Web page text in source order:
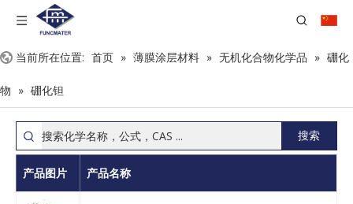
当前所在位置: 首页 » 薄膜涂层材料 » 无机化合物化学品 » 硼化
物 » 硼化钽
搜索
产品图片 产品名称